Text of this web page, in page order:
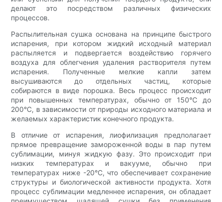
делают это посредством различных физических
процессов.
Распылительная сушка основана на принципе быстрого
испарения, при котором жидкий исходный материал
распыляется и подвергается воздействию горячего
воздуха для облегчения удаления растворителя путем
испарения. Полученные мелкие капли затем
высушиваются до отдельных частиц, которые
собираются в виде порошка. Весь процесс происходит
при повышенных температурах, обычно от 150°C до
200°C, в зависимости от природы исходного материала и
желаемых характеристик конечного продукта.
В отличие от испарения, лиофилизация предполагает
прямое превращение замороженной воды в пар путем
сублимации, минуя жидкую фазу. Это происходит при
низких температурах и вакууме, обычно при
температурах ниже -20°C, что обеспечивает сохранение
структуры и биологической активности продукта. Хотя
процесс сублимации медленнее испарения, он обладает